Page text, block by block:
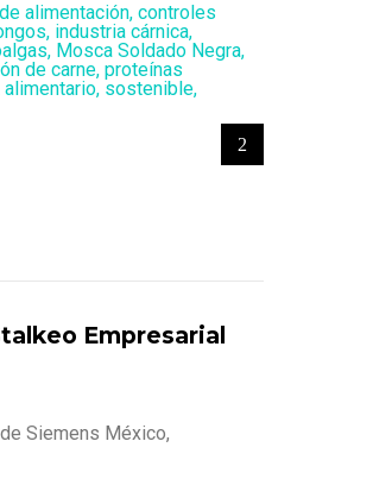
alimentación, controles
, industria cárnica,
, Mosca Soldado Negra,
de carne, proteínas
, sostenible,
Empresarial
Siemens México,